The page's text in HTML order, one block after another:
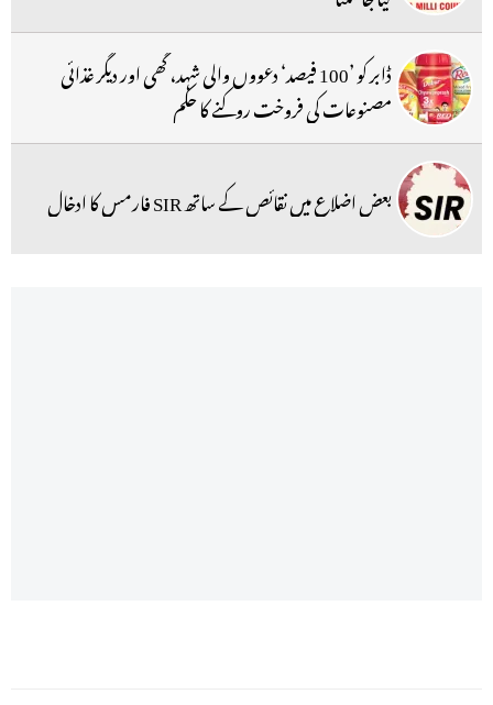
ڈابر کو ’100 فیصد‘ دعووں والی شہد، گھی اور دیگر غذائی
مصنوعات کی فروخت روکنے کا حکم
بعض اضلاع میں نقائص کے ساتھ SIR فارمس کا ادخال